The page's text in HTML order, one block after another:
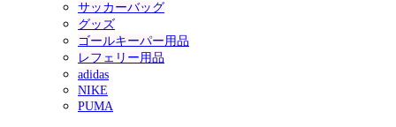
サッカーバッグ
グッズ
ゴールキーパー用品
レフェリー用品
adidas
NIKE
PUMA